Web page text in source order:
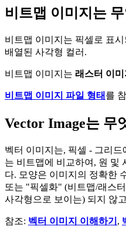
비트맵 이미지는
비트맵 이미지는 픽셀로 표
배열된 사각형 컬러.
비트맵 이미지는 래스터 이미
비트맵 이미지 파일 형태 를
Vector Image는 무
벡터 이미지는, 픽셀 - 그리
는 비트맵에 비교하여, 원 및
다. 모양은 이미지의 정확한
또는 "픽셀화" (비트맵/래스
사각형으로 보이는) 되지 않
참조: 벡터 이미지 이해하기 ,